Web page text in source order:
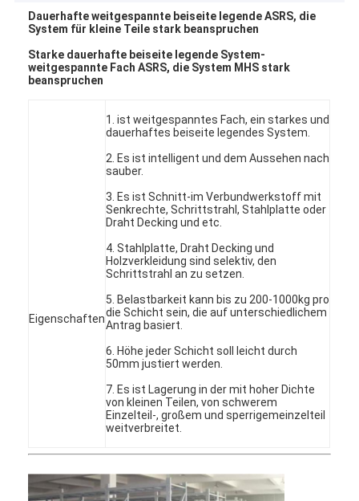
Dauerhafte weitgespannte beiseite legende ASRS, die
System für kleine Teile stark beanspruchen
Starke dauerhafte beiseite legende System-
weitgespannte Fach ASRS, die System MHS stark
beanspruchen
Eigenschaften
1. ist weitgespanntes Fach, ein starkes und
dauerhaftes beiseite legendes System.
2. Es ist intelligent und dem Aussehen nach
sauber.
3. Es ist Schnitt-im Verbundwerkstoff mit
Senkrechte, Schrittstrahl, Stahlplatte oder
Draht Decking und etc.
4. Stahlplatte, Draht Decking und
Holzverkleidung sind selektiv, den
Schrittstrahl an zu setzen.
5. Belastbarkeit kann bis zu 200-1000kg pro
die Schicht sein, die auf unterschiedlichem
Antrag basiert.
6. Höhe jeder Schicht soll leicht durch
50mm justiert werden.
7. Es ist Lagerung in der mit hoher Dichte
von kleinen Teilen, von schwerem
Einzelteil-, großem und sperrigemeinzelteil
weitverbreitet.